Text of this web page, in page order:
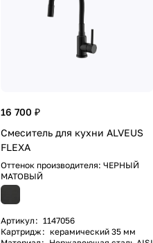
16 700 ₽
Смеситель для кухни ALVEUS
FLEXA
Оттенок производителя: ЧЕРНЫЙ
МАТОВЫЙ
Артикул : 1147056
Картридж : керамический 35 мм